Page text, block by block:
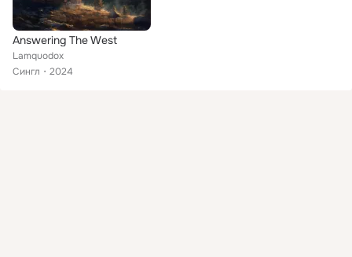
Answering The West
Lamquodox
Сингл
2024